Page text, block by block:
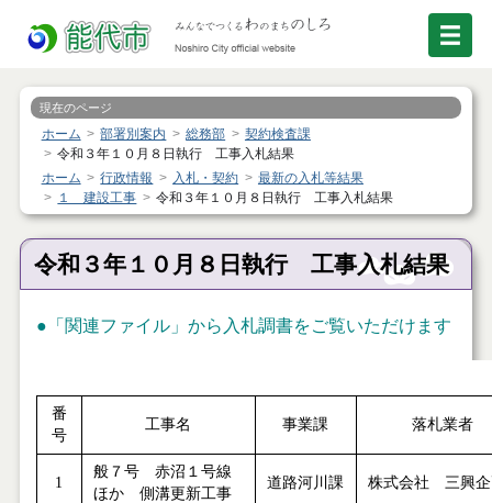
現在のページ
ホーム 部署別案内 総務部
契約検査課
令和３年１０月８日執行 工事入札結果
ホーム
行政情報 入札・契約
最新の入札等結果
１ 建設工事
令和３年１０月８日執行 工事入札結果
令和３年１０月８日執行 工事入札結果
●「関連ファイル」から入札調書をご覧いただけます
番
号
工事名 事業課 落札業者
1
般７号 赤沼１号線
ほか 側溝更新工事
道路河川課 株式会社 三興企